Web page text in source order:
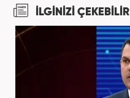
İLGİNİZİ ÇEKEBİLİR